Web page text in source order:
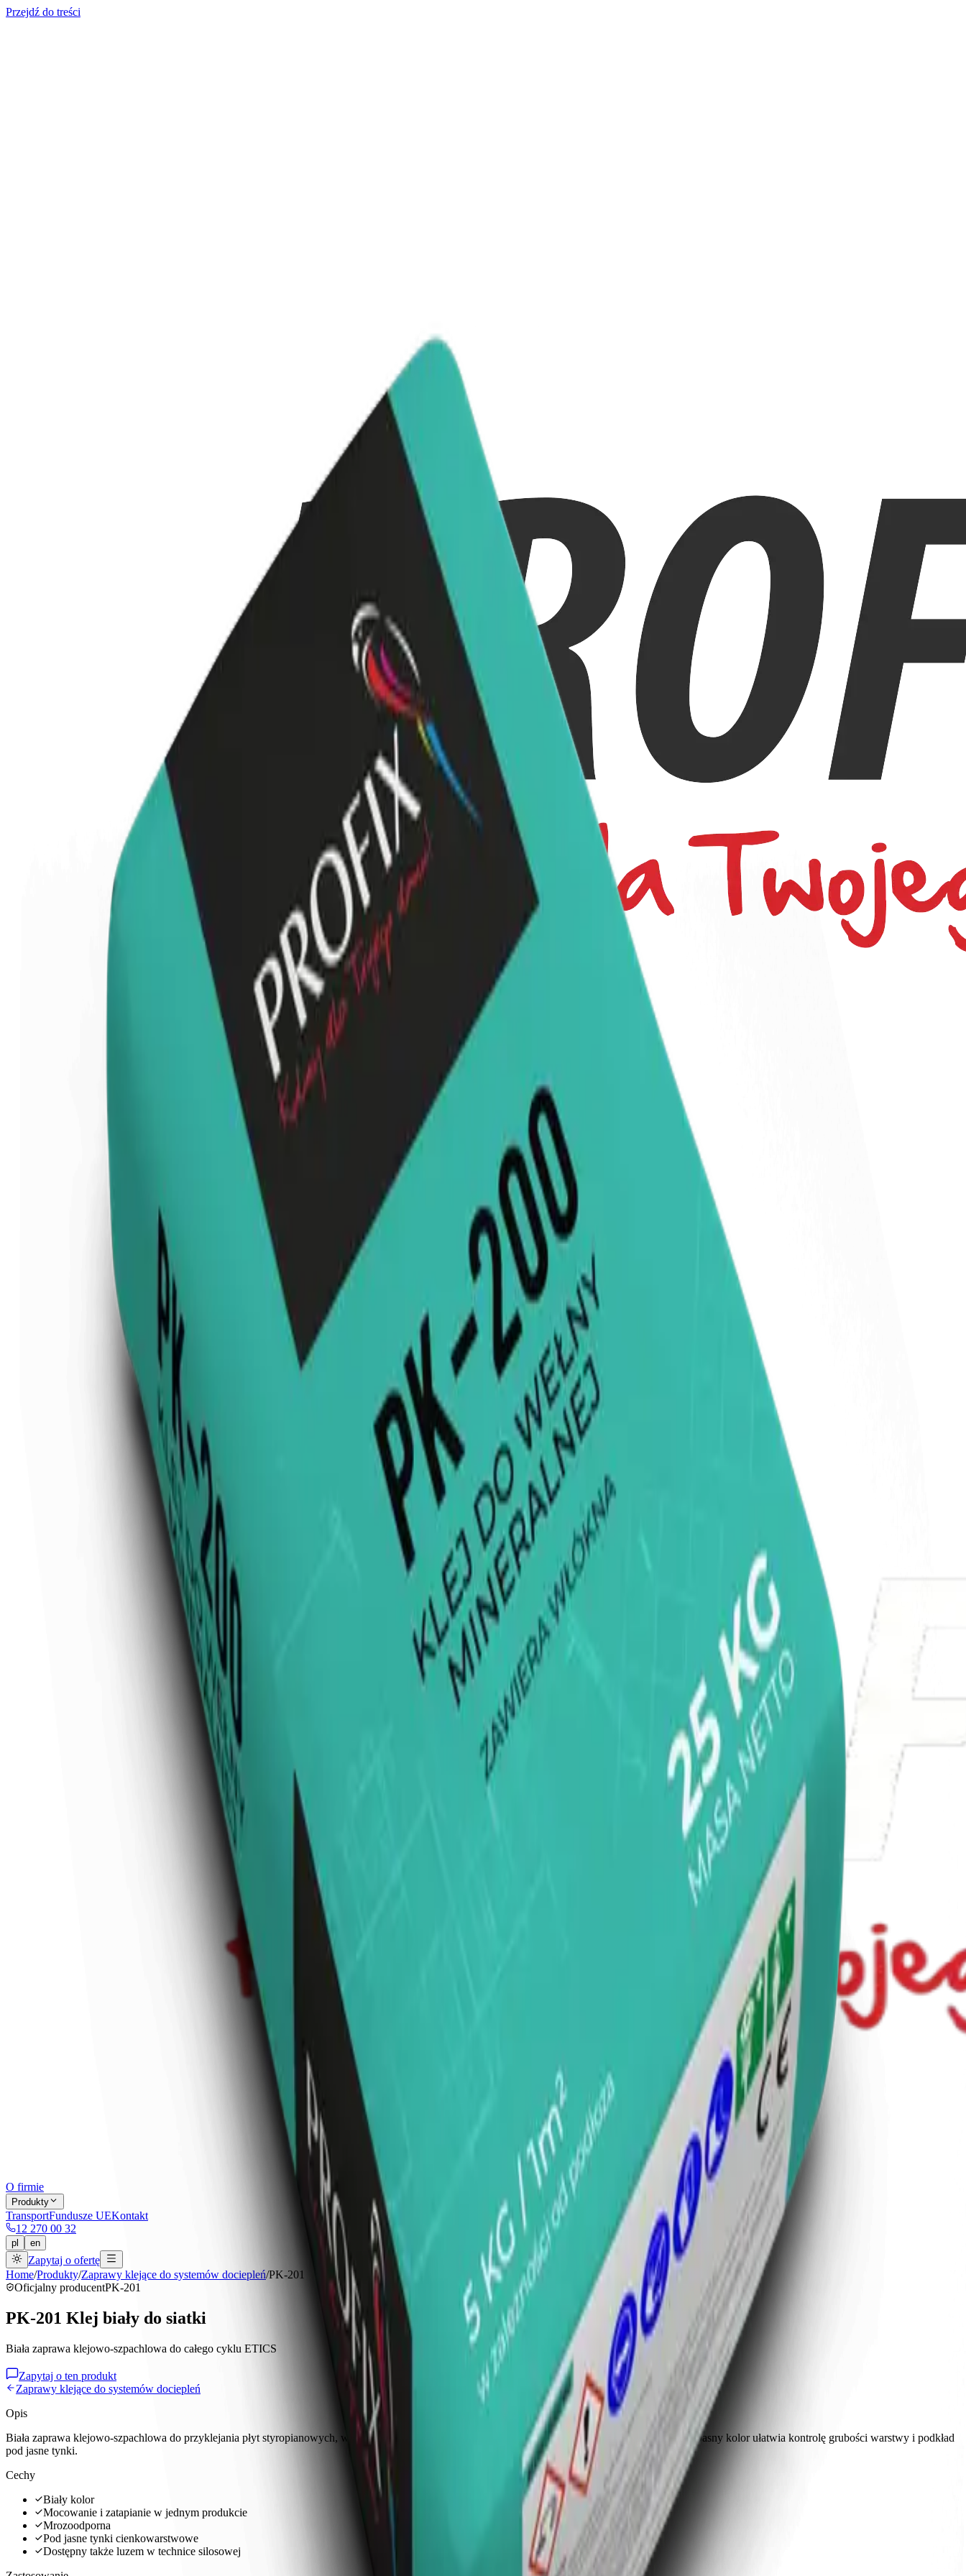
Przejdź do treści
O firmie
Produkty
TransportFundusze UEKontakt
12 270 00 32
pl en
Zapytaj o ofertę
Home/Produkty/Zaprawy klejące do systemów dociepleń/PK-201
Oficjalny producentPK-201
PK-201 Klej biały do siatki
Biała zaprawa klejowo-szpachlowa do całego cyklu ETICS
Zapytaj o ten produkt
Zaprawy klejące do systemów dociepleń
Opis
Biała zaprawa klejowo-szpachlowa do przyklejania płyt styropianowych, wełny mineralnej oraz zatapiania siatki w bezspoinowych systemach ociepleń. Jasny kolor ułatwia kontrolę grubości warstwy i podkład
pod jasne tynki.
Cechy
Biały kolor
Mocowanie i zatapianie w jednym produkcie
Mrozoodporna
Pod jasne tynki cienkowarstwowe
Dostępny także luzem w technice silosowej